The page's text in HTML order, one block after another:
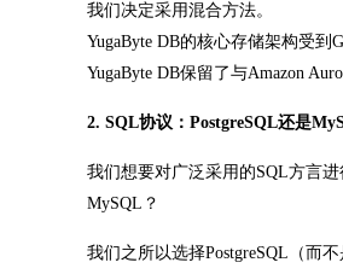
我们决定采用混合方法。
YugaByte DB的核心存储架构受到
YugaByte DB保留了与Amazon
2. SQL协议：PostgreSQL还是
我们想要对广泛采用的SQL方言
MySQL？
我们之所以选择PostgreSQL（而